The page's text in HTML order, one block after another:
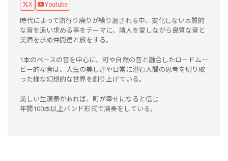
X Youtube
時代によって流行り廃りが繰り返される中、変化しない本質的
な音を追い求める事をテーマに、隣人を愛しながら良質な音と
美酒を求め仲間達と旅をする。
1本のベースの音を中心に、町や自然の音と融合したロードムー
ビー的な音は、人生の美しさや日常に潜む人間の思考を切り取
った様な幻想的な世界を創り上げている。
美しい生演奏があれば、町が幸せになると信じ
年間100本以上バンド形式で演奏をしている。